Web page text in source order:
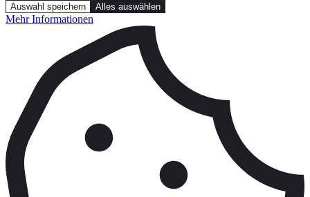
Auswahl speichern Alles auswählen
Mehr Informationen